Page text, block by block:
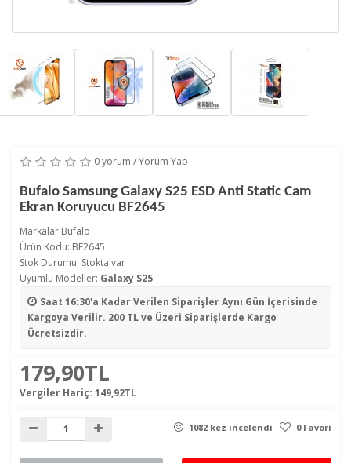
0 yorum /Yorum Yap
Bufalo Samsung Galaxy S25 ESD Anti Static Cam
Ekran Koruyucu BF2645
Markalar Bufalo
Ürün Kodu: BF2645
Stok Durumu: Stokta var
Uyumlu Modeller: Galaxy S25
Saat 16:30'a Kadar Verilen SiparişlerAynı Gün İçerisinde
Kargoya Verilir. 200 TL ve Üzeri Siparişlerde Kargo
Ücretsizdir.
179,90TL
Vergiler Hariç: 149,92TL
1082 kez incelendi 0 Favori